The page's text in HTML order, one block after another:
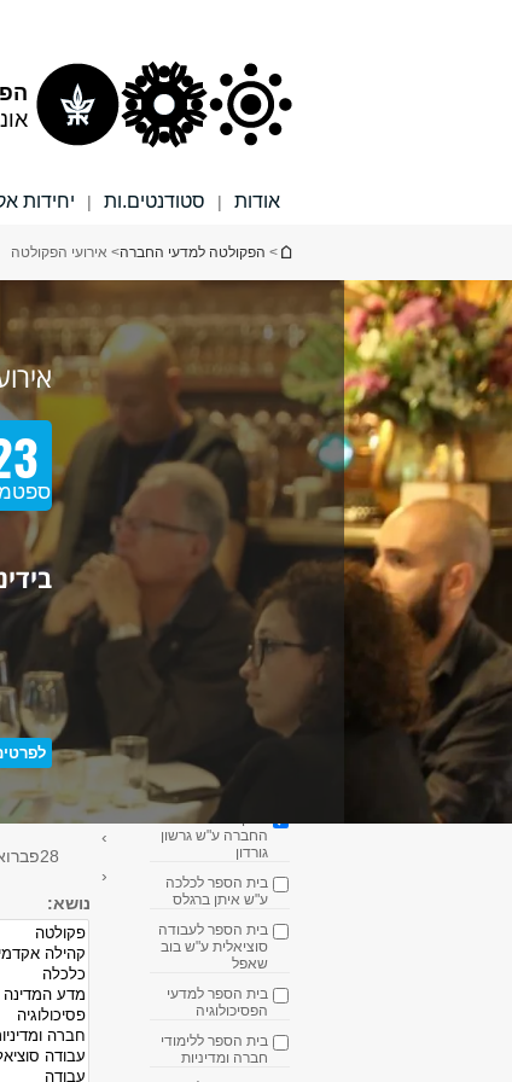
אודות | סטודנטים.ות | יחידות
הינך נמצא כאן
> הפקולטה למדעי החברה> אירועי הפקולטה
בחר הכל
יום עיון
ערב עיון
סדנה
כנס
יום-פתוח
סמינר
הרצאה
טקס
סדרה
בחר הכל
הפקולטה למדעי
החברה ע"ש גרשון
גורדון
בית הספר לכלכה
ע"ש איתן ברגלס
בית הספר לעבודה
סוציאלית ע"ש בוב
שאפל
בית הספר למדעי
הפסיכולוגיה
בית הספר ללימודי
חברה ומדיניות
›
28
‹
נושא: